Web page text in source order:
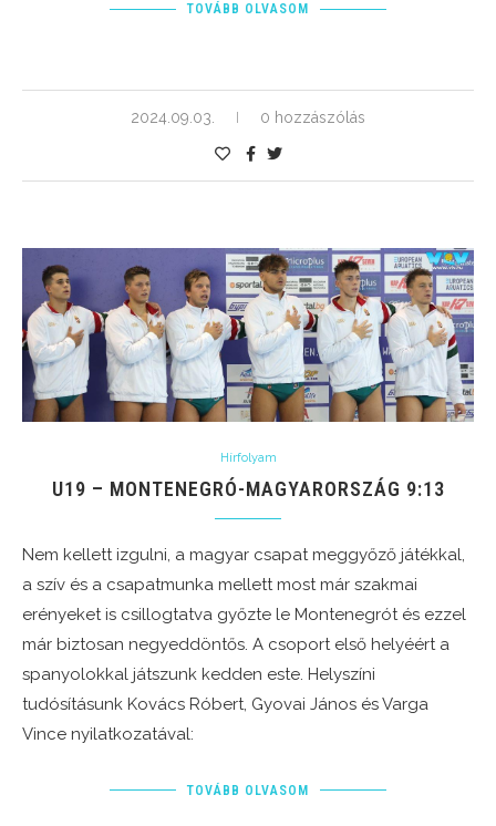
TOVÁBB OLVASOM
2024.09.03. 0 hozzászólás
Hírfolyam
U19 – MONTENEGRÓ-MAGYARORSZÁG 9:13
Nem kellett izgulni, a magyar csapat meggyőző játékkal,
a szív és a csapatmunka mellett most már szakmai
erényeket is csillogtatva győzte le Montenegrót és ezzel
már biztosan negyeddöntős. A csoport első helyéért a
spanyolokkal játszunk kedden este. Helyszíni
tudósításunk Kovács Róbert, Gyovai János és Varga
Vince nyilatkozatával:
TOVÁBB OLVASOM